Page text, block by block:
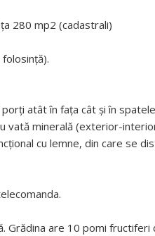
280 mp2 (cadastrali)
atât în fața cât și în
vată minerală (exterior-
cu lemne, din care se
Grădina are 10 pomi